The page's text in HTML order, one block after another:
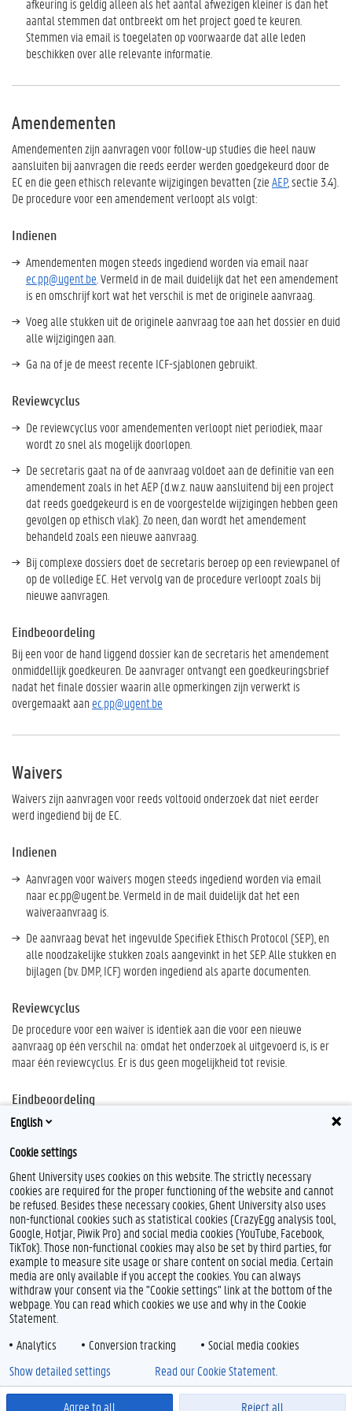
afkeuring is geldig alleen als het aantal afwezigen kleiner is dan het
aantal stemmen dat ontbreekt om het project goed te keuren.
Stemmen via email is toegelaten op voorwaarde dat alle leden
beschikken over alle relevante informatie.
Amendementen
Amendementen zijn aanvragen voor follow-up studies die heel nauw
aansluiten bij aanvragen die reeds eerder werden goedgekeurd door de
EC en die geen ethisch relevante wijzigingen bevatten (zieAEP, sectie 3.4).
De procedure voor een amendement verloopt als volgt:
Indienen
Amendementen mogen steeds ingediend worden via email naar
ec.pp@ugent.be . Vermeld in de mail duidelijk dat het een amendement
is en omschrijf kort wat het verschil is met de originele aanvraag.
Voeg alle stukken uit de originele aanvraag toe aan het dossier en duid
alle wijzigingen aan.
Ga na of je de meest recente ICF-sjablonen gebruikt.
Reviewcyclus
De reviewcyclus voor amendementen verloopt niet periodiek, maar
wordt zo snel als mogelijk doorlopen.
De secretaris gaat na of de aanvraag voldoet aan de definitie van een
amendement zoals in het AEP (d.w.z. nauw aansluitend bij een project
dat reeds goedgekeurd is en de voorgestelde wijzigingen hebben geen
gevolgen op ethisch vlak). Zo neen, dan wordt het amendement
behandeld zoals een nieuwe aanvraag.
Bij complexe dossiers doet de secretaris beroep op een reviewpanel of
op de volledige EC. Het vervolg van de procedure verloopt zoals bij
nieuwe aanvragen.
Eindbeoordeling
Bij een voor de hand liggend dossier kan de secretaris het amendement
onmiddellijk goedkeuren. De aanvrager ontvangt een goedkeuringsbrief
nadat het finale dossier waarin alle opmerkingen zijn verwerkt is
overgemaakt aan ec.pp@ugent.be
Waivers
Waivers zijn aanvragen voor reeds voltooid onderzoek dat niet eerder
werd ingediend bij de EC.
Indienen
Aanvragen voor waivers mogen steeds ingediend worden via email
naar ec.pp@ugent.be. Vermeld in de mail duidelijk dat het een
waiveraanvraag is.
De aanvraag bevat het ingevulde Specifiek Ethisch Protocol (SEP), en
alle noodzakelijke stukken zoals aangevinkt in het SEP. Alle stukken en
bijlagen (bv. DMP, ICF) worden ingediend als aparte documenten.
Reviewcyclus
De procedure voor een waiver is identiek aan die voor een nieuwe
aanvraag op één verschil na: omdat het onderzoek al uitgevoerd is, is er
maar één reviewcyclus. Er is dus geen mogelijkheid tot revisie.
Eindbeoordeling
Indien het onderzoek voldoet aan de voorgeschreven regels van het
niet hetzelfde als een goedkeuring).
English
Cookie settings
Ghent University uses cookies on this website. The strictly necessary
cookies are required for the proper functioning of the website and cannot
be refused. Besides these necessary cookies, Ghent University also uses
non-functional cookies such as statistical cookies (CrazyEgg analysis tool,
Google, Hotjar, Piwik Pro) and social media cookies (YouTube, Facebook,
TikTok). Those non-functional cookies may also be set by third parties, for
example to measure site usage or share content on social media. Certain
media are only available if you accept the cookies. You can always
withdraw your consent via the "Cookie settings" link at the bottom of the
webpage. You can read which cookies we use and why in the Cookie
Statement.
Analytics
Conversion tracking Social media cookies
Agree to all Reject all
Show detailed settings Read our Cookie Statement.